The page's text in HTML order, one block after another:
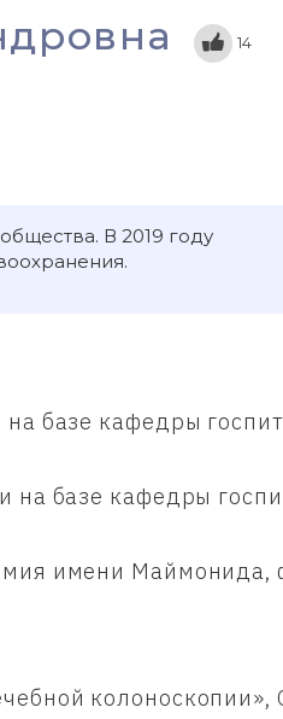
14
В 2019 году
базе кафедры
на базе кафедры
имени